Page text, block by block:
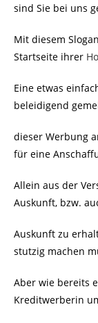
sind Sie bei uns
Mit diesem
Startseite ihrer
Eine etwas
beleidigend
dieser Werbung
für eine
Allein aus der
Auskunft, bzw.
Auskunft zu
stutzig machen
Aber wie bereits
Kreditwerberin